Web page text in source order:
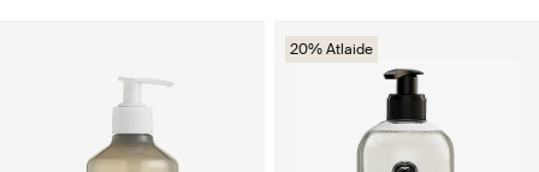
20% Atlaide